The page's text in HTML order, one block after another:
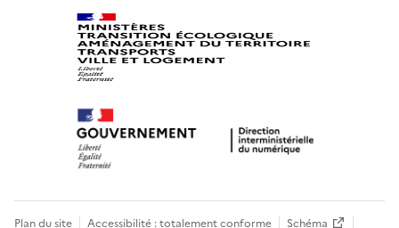
Plan du site Accessibilité : totalement conforme Schéma